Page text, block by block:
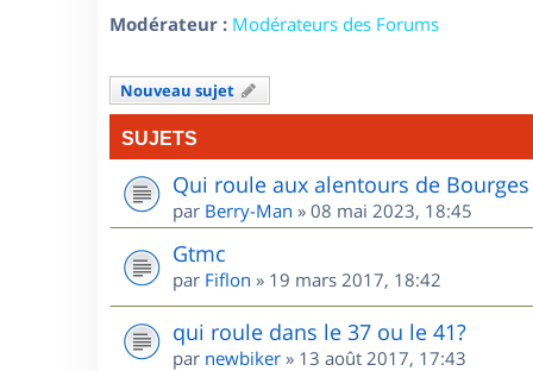
Modérateur : Modérateurs des Forums
Nouveau sujet
SUJETS
Qui roule aux alentours de Bourges
par Berry-Man » 08 mai 2023, 18:45
Gtmc
par Fiflon » 19 mars 2017, 18:42
qui roule dans le 37 ou le 41?
par newbiker » 13 août 2017, 17:43